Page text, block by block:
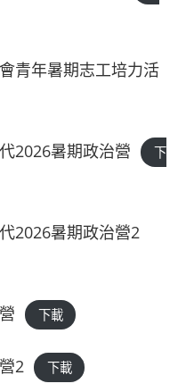
青年暑期志工培力活
2026暑期政治營
下
2026暑期政治營2
下載
2 下載